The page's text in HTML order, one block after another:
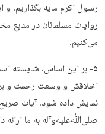
رسول اکرم مایه بگذاریم.
روایات مسلمانان در
می‌کنیم.
۵- بر این اساس، شایسته
اخلاقش و وسعت رحمت و
نمایش داده شود. آیات
صلی‌ﷲ‌علیه‌وآله به ما ارائه